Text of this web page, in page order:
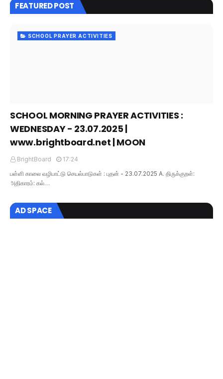
FEATURED POST
SCHOOL PRAYER ACTIVITIES
SCHOOL MORNING PRAYER ACTIVITIES :
WEDNESDAY - 23.07.2025 |
www.brightboard.net | MOON
BrightBoard
17:24
பள்ளி காலை வழிபாட்டு செயல்பாடுகள் : புதன் - 23.07.2025 A. திருக்குறள்:
அதிகாரம்: கல்…
AD SPACE